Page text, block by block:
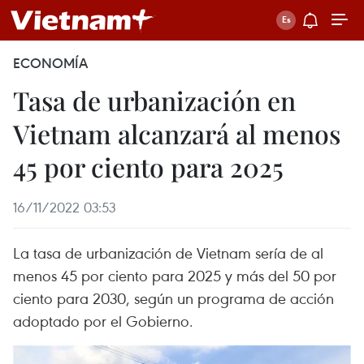
ECONOMÍA
Tasa de urbanización en
Vietnam alcanzará al menos
45 por ciento para 2025
16/11/2022 03:53
La tasa de urbanización de Vietnam sería de al
menos 45 por ciento para 2025 y más del 50 por
ciento para 2030, según un programa de acción
adoptado por el Gobierno.